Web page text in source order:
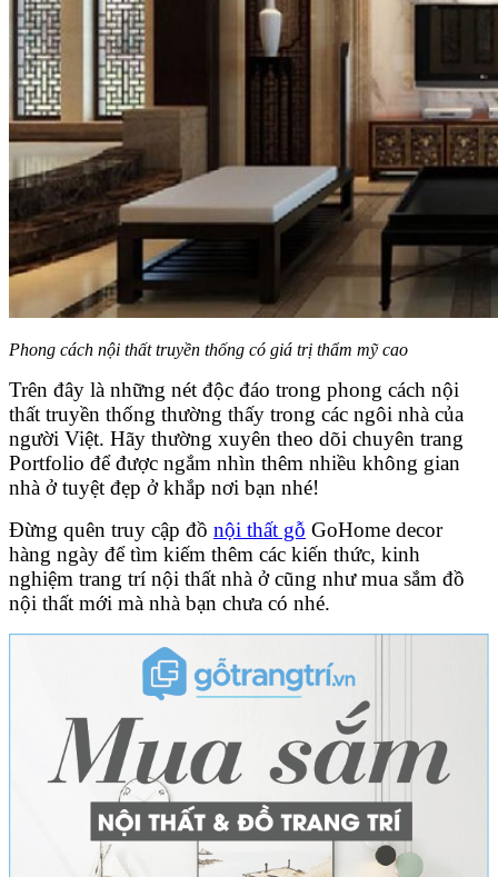
Phong cách nội thất truyền thống có giá trị thẩm mỹ cao
Trên đây là những nét độc đáo trong phong cách nội
thất truyền thống thường thấy trong các ngôi nhà của
người Việt. Hãy thường xuyên theo dõi chuyên trang
Portfolio để được ngắm nhìn thêm nhiều không gian
nhà ở tuyệt đẹp ở khắp nơi bạn nhé!
Đừng quên truy cập đồ nội thất gỗ GoHome decor
hàng ngày để tìm kiếm thêm các kiến thức, kinh
nghiệm trang trí nội thất nhà ở cũng như mua sắm đồ
nội thất mới mà nhà bạn chưa có nhé.